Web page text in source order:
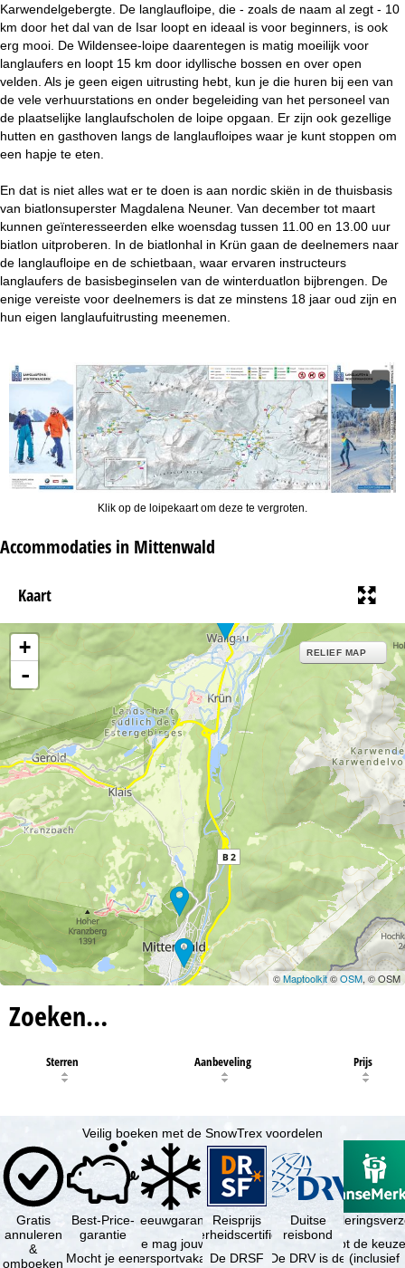
g
i
n
a
Karwendelgebergte. De langlaufloipe, die - zoals de naam al zegt - 10
km door het dal van de Isar loopt en ideaal is voor beginners, is ook
erg mooi. De Wildensee-loipe daarentegen is matig moeilijk voor
langlaufers en loopt 15 km door idyllische bossen en over open
velden. Als je geen eigen uitrusting hebt, kun je die huren bij een van
de vele verhuurstations en onder begeleiding van het personeel van
de plaatselijke langlaufscholen de loipe opgaan. Er zijn ook gezellige
hutten en gasthoven langs de langlaufloipes waar je kunt stoppen om
een hapje te eten.
En dat is niet alles wat er te doen is aan nordic skiën in de thuisbasis
van biatlonsuperster Magdalena Neuner. Van december tot maart
kunnen geïnteresseerden elke woensdag tussen 11.00 en 13.00 uur
biatlon uitproberen. In de biatlonhal in Krün gaan de deelnemers naar
de langlaufloipe en de schietbaan, waar ervaren instructeurs
langlaufers de basisbeginselen van de winterduatlon bijbrengen. De
enige vereiste voor deelnemers is dat ze minstens 18 jaar oud zijn en
hun eigen langlaufuitrusting meenemen.
Klik op de loipekaart om deze te vergroten.
Accommodaties in Mittenwald
Kaart
+
-
RELIEF MAP
©Maptoolkit©OSM, © OSM
Zoeken…
Sterren Aanbeveling Prijs
Veilig boeken met de SnowTrex voordelen
Gratis
annuleren
&
omboeken
Best-Price-
garantie
Mocht je een
Sneeuwgarantie
Je mag jouw
wintersportvakantie
Reisprijs
zekerheidscertificaat
De DRSF
Duitse
reisbond
De DRV is de
Je hebt de
(inclusief